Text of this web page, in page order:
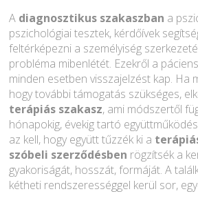
A diagnosztikus szakaszban a
pszichológiai tesztek, kérdőívek
feltérképezni a személyiség
probléma mibenlétét. Ezekről a
minden esetben visszajelzést kap. Ha
hogy további támogatás szükséges,
terápiás szakasz, ami módszertől
hónapokig, évekig tartó
az kell, hogy együtt tűzzék ki a
szóbeli szerződésben rögzítsék a
gyakoriságát, hosszát, formáját. A
kétheti rendszerességgel kerül sor,